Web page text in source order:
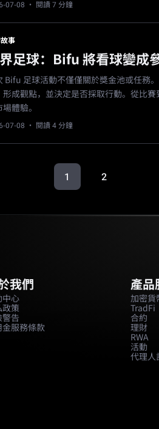
07-08 · 閱讀 7 分鐘
事
足球：Bifu 將看球變成
Bifu 足球活動不僅僅關於獎金池或任務
形成觀點，並決定是否採取行動。從比
場體驗。
07-08 · 閱讀 4 分鐘
1 2
我們
中心
政策
警告
金服務條款
產品
加密貨
TradFi
合約
理財
RWA
活動
代理人